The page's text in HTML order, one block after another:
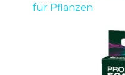
für Pflanzen